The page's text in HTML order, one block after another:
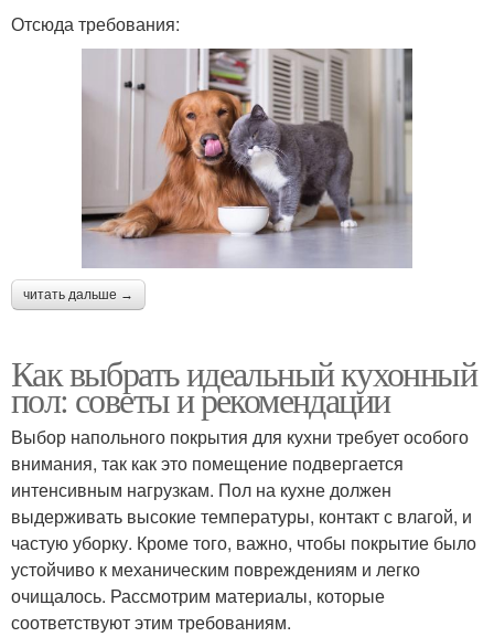
Отсюда требования:
читать дальше →
Как выбрать идеальный кухонный
пол: советы и рекомендации
Выбор напольного покрытия для кухни требует особого
внимания, так как это помещение подвергается
интенсивным нагрузкам. Пол на кухне должен
выдерживать высокие температуры, контакт с влагой, и
частую уборку. Кроме того, важно, чтобы покрытие было
устойчиво к механическим повреждениям и легко
очищалось. Рассмотрим материалы, которые
соответствуют этим требованиям.